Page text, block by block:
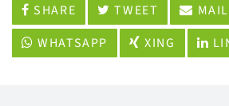
SHARE TWEET
MAIL
WHATSAPP
XING